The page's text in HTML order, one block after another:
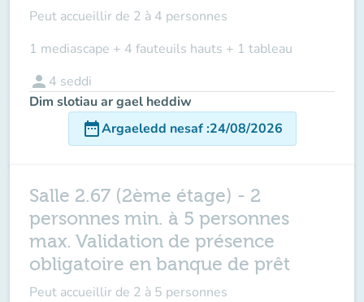
Peut accueillir de 2 à 4 personnes
1 mediascape + 4 fauteuils hauts + 1 tableau
person 4 seddi
Dim slotiau ar gael heddiw
date_rangeArgaeledd nesaf:24/08/2026
Salle 2.67 (2ème étage) - 2
personnes min. à 5 personnes
max. Validation de présence
obligatoire en banque de prêt
Peut accueillir de 2 à 5 personnes